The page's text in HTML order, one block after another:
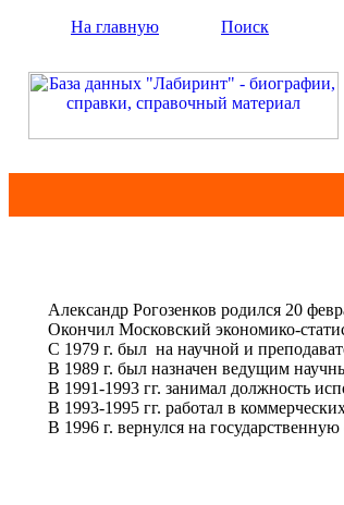
На главную
Поиск
Александр Рогозенков родился 20
Окончил Московский экономико-
С 1979 г. был на научной и
В 1989 г. был назначен ведущим
В 1991-1993 гг. занимал должность
В 1993-1995 гг. работал в
В 1996 г. вернулся на государственную